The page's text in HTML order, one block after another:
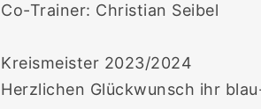
Co-Trainer: Christian Seibel
Kreismeister 2023/2024
Herzlichen Glückwunsch ihr